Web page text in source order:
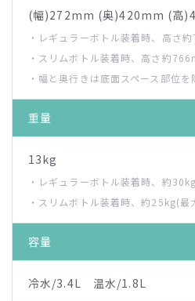
(幅)272mm (奥)420mm (高
・レギュラーボトル装着時、高さ
・スリムボトル装着時、高さ約
・幅と奥行きは底面スペース部位
重量
13kg
・レギュラーボトル装着時、約
・スリムボトル装着時、約25kg(最
容量
冷水/3.4L 温水/1.8L